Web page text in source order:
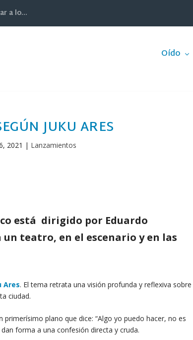
a lo...
Oído
JUKU ARES
2021 | Lanzamientos
está dirigido por Eduardo
teatro, en el escenario y en las
Ares. El tema retrata una visión profunda y reflexiva sobre
ciudad.
plano que dice: “Algo yo puedo hacer, no es
forma a una confesión directa y cruda.